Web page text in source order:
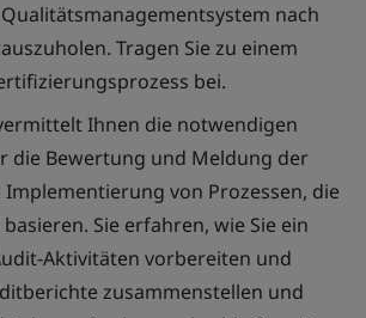
nach
Tragen Sie zu einem
bei.
Ihnen die notwendigen
die Bewertung und Meldung der
von Prozessen, die
Sie erfahren, wie Sie ein
Aktivitäten vorbereiten und
zusammenstellen und